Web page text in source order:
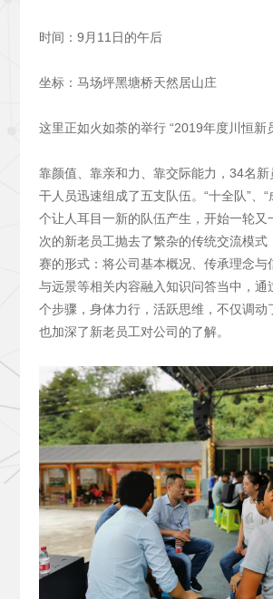
时间：9月11日的午后
坐标：马场坪黑塘桥天然居山庄
这里正如火如荼的举行 “2019年度川恒新
靠颜值、靠亲和力、靠交际能力，34名
干人员迅速组成了五支队伍。“十全队”
个让人耳目一新的队伍产生，开始一轮又
次的新老员工抛去了繁杂的传统交流模式
赛的形式：将公司基本概况、传承理念与
与远景等相关内容融入知识问答当中，通
个步骤，身体力行，活跃思维，不仅调动
也加深了新老员工对公司的了解。